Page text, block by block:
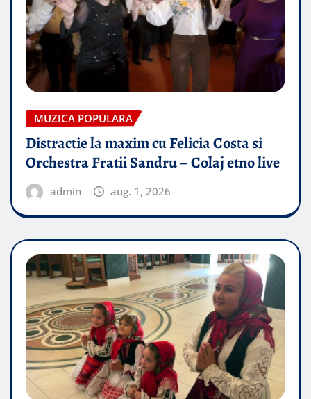
MUZICA POPULARA
Distractie la maxim cu Felicia Costa si
Orchestra Fratii Sandru – Colaj etno live
admin aug. 1, 2026